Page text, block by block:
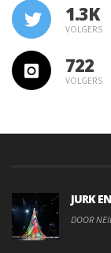
1.3K
VOLGERS
722
VOLGERS
JURK
DOOR